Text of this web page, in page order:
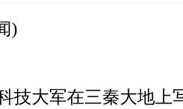
)
大军在三秦大地上